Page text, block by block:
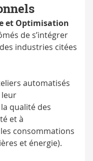
et Optimisation
de s’intégrer
industries citées
automatisés
leur
qualité des
et à
consommations
et énergie).